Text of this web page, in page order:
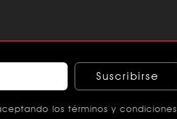
Suscribirse
los términos y condiciones